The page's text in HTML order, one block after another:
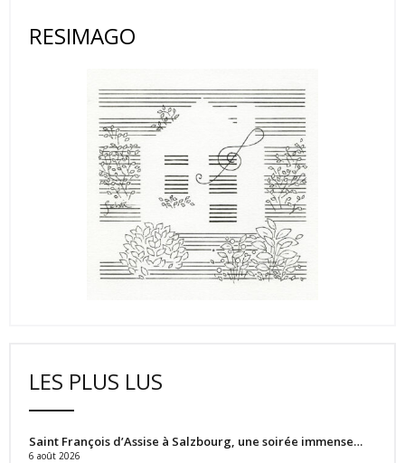
RESIMAGO
LES PLUS LUS
Saint François d’Assise à Salzbourg, une soirée immense…
6 août 2026